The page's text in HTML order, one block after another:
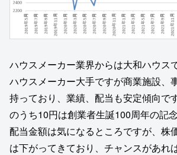
ハウスメーカー業界からは大和ハウス
ハウスメーカー大手ですが商業施設、
持っており、業績、配当も安定傾向で
のうち10円は創業者生誕100周年の記
配当金額は気になるところですが、株
は下がってきており、チャンスがあれ